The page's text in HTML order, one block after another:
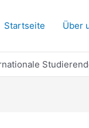
Startseite Über